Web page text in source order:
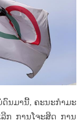
ດົນມານີ້, ຄະ​ນະ​ກຳ​ມະ​
ກ​ ການ​ໂຈະ​ສິດ ການ​